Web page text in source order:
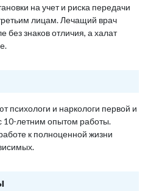
на учет и риска передачи
лицам. Лечащий врач
без знаков отличия, а халат
психологи и наркологи первой и
10-летним опытом работы.
к полноценной жизни